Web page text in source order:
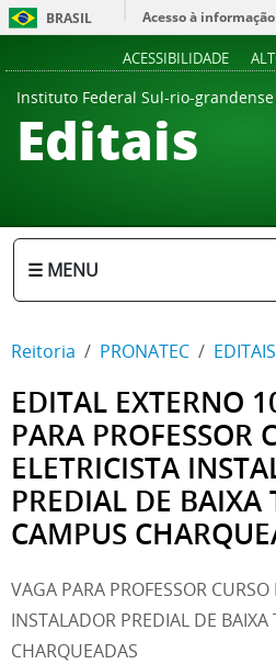
BRASIL
Acesso à informação
ACESSIBILIDADE
Instituto Federal Sul-rio-grandense
Editais
☰ MENU
Reitoria PRONATEC
EDITAL EXTERNO
PARA PROFESSOR
ELETRICISTA
PREDIAL DE BAIXA
CAMPUS
VAGA PARA PROFESSOR CURSO
INSTALADOR PREDIAL DE
CHARQUEADAS